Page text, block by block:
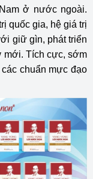
ở nước ngoài.
quốc gia, hệ giá trị
giữ gìn, phát triển
mới. Tích cực, sớm
chuẩn mực đạo